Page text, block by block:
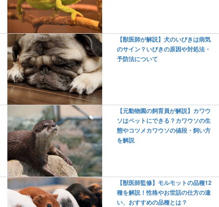
【獣医師が解説】犬のいびきは病気
のサイン？いびきの原因や対処法・
予防法について
【元動物園の飼育員が解説】カワウ
ソはペットにできる？カワウソの生
態やコツメカワウソの値段・飼い方
を解説
【獣医師監修】モルモットの品種12
種を解説！性格やお世話の仕方の違
い、おすすめの品種とは？